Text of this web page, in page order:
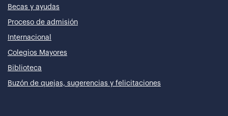
Becas y ayudas
Proceso de admisión
Internacional
Colegios Mayores
Biblioteca
Buzón de quejas, sugerencias y felicitaciones